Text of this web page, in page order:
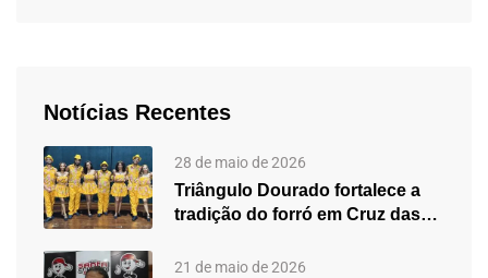
Notícias Recentes
28 de maio de 2026
Triângulo Dourado fortalece a
tradição do forró em Cruz das…
21 de maio de 2026